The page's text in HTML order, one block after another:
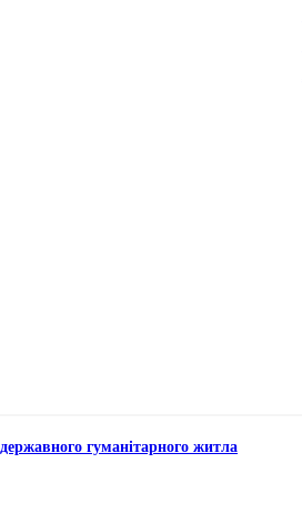
гуманітарного житла